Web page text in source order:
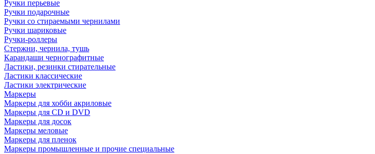
Ручки перьевые
Ручки подарочные
Ручки со стираемыми чернилами
Ручки шариковые
Ручки-роллеры
Стержни, чернила, тушь
Карандаши чернографитные
Ластики, резинки стирательные
Ластики классические
Ластики электрические
Маркеры
Маркеры для хобби акриловые
Маркеры для CD и DVD
Маркеры для досок
Маркеры меловые
Маркеры для пленок
Маркеры промышленные и прочие специальные